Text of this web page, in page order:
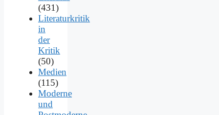
(431)
Literaturkritik
in
der
Kritik
(50)
Medien
(115)
Moderne
und